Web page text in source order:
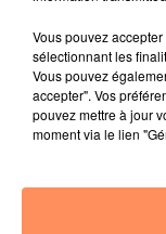
Le cocholed
jusqu'au bout
10 mai 2022
Toulon : des
10 mai 2022
10 mai 2022
Marseille :
Vous pouvez
sélectionnant les
Vous pouvez
accepter". Vos
pouvez mettre à jour
moment via le lien